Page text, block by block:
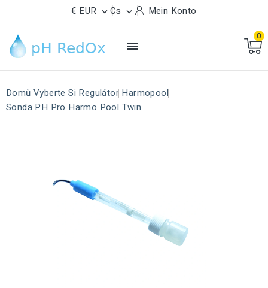
€ EUR  Cs  Mein Konto

0
Domů Vyberte Si Regulátor Harmopool
Sonda PH Pro Harmo Pool Twin